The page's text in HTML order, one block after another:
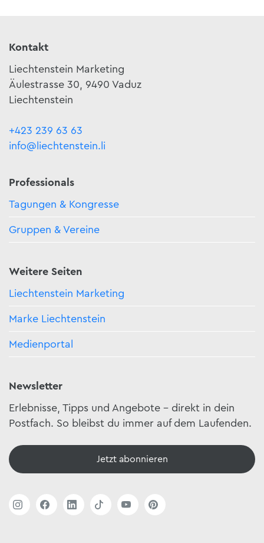
Kontakt
Liechtenstein Marketing
Äulestrasse 30, 9490 Vaduz
Liechtenstein
+423 239 63 63
info@liechtenstein.li
Professionals
Tagungen & Kongresse
Gruppen & Vereine
Weitere Seiten
Liechtenstein Marketing
Marke Liechtenstein
Medienportal
Newsletter
Erlebnisse, Tipps und Angebote – direkt in dein
Postfach. So bleibst du immer auf dem Laufenden.
Jetzt abonnieren